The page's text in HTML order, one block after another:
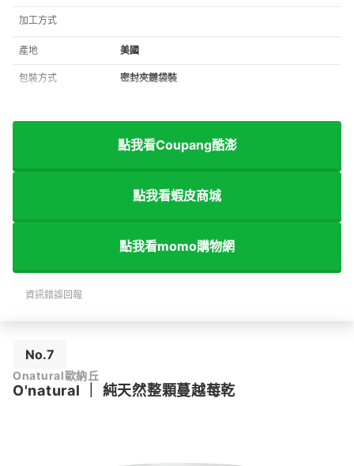
加工方式
產地 美國
包裝方式 密封夾鏈袋裝
點我看Coupang酷澎
點我看蝦皮商城
點我看momo購物網
資訊錯誤回報
No.7
Onatural歐納丘
O'natural 純天然整顆蔓越莓乾